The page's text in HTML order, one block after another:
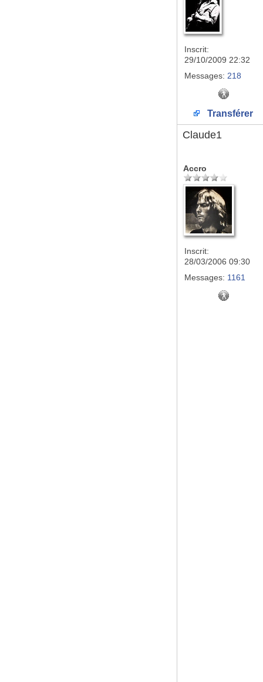
Inscrit:
29/10/2009 22:32
Messages: 218
Transférer
Claude1
Accro
Inscrit:
28/03/2006 09:30
Messages: 1161